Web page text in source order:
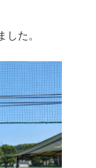
た。